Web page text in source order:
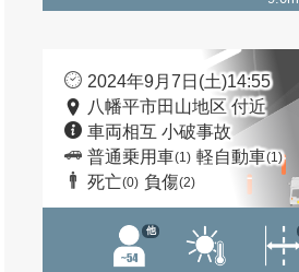
2024年9月7日(土)14:55
八幡平市田山地区 付近
車両相互 小破事故
普通乗用車(1) 軽自動車(1)
死亡(0) 負傷(2)
他